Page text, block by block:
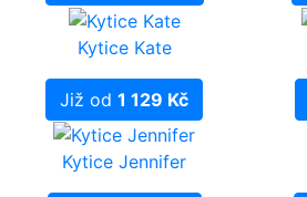
Kytice Kate
Již od 1 129 Kč
Kytice Jennifer